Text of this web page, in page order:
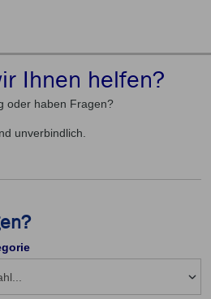
Ihnen helfen?
oder haben Fragen?
unverbindlich.